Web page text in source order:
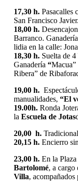
17,30 h. Pasacalles
San Francisco Javier.
18,00 h.
Barranco. Ganadería
lidia en la calle:
18,30 h. Suelta de
Ganadería “Macua”
Ribera” de
19,00 h.
manualidades, “El
19.00h. Ronda
la Escuela de Jotas
20,00 h.
20,15 h. Encierro
23,00 h. En la
Bartolomé, a cargo
Villa, acompañados